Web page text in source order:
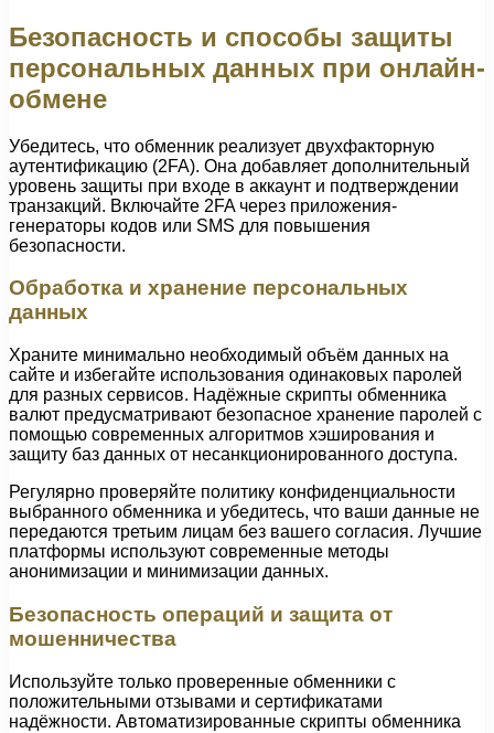
Безопасность и способы защиты
персональных данных при онлайн-
обмене
Убедитесь, что обменник реализует двухфакторную
аутентификацию (2FA). Она добавляет дополнительный
уровень защиты при входе в аккаунт и подтверждении
транзакций. Включайте 2FA через приложения-
генераторы кодов или SMS для повышения
безопасности.
Обработка и хранение персональных
данных
Храните минимально необходимый объём данных на
сайте и избегайте использования одинаковых паролей
для разных сервисов. Надёжные скрипты обменника
валют предусматривают безопасное хранение паролей с
помощью современных алгоритмов хэширования и
защиту баз данных от несанкционированного доступа.
Регулярно проверяйте политику конфиденциальности
выбранного обменника и убедитесь, что ваши данные не
передаются третьим лицам без вашего согласия. Лучшие
платформы используют современные методы
анонимизации и минимизации данных.
Безопасность операций и защита от
мошенничества
Используйте только проверенные обменники с
положительными отзывами и сертификатами
надёжности. Автоматизированные скрипты обменника